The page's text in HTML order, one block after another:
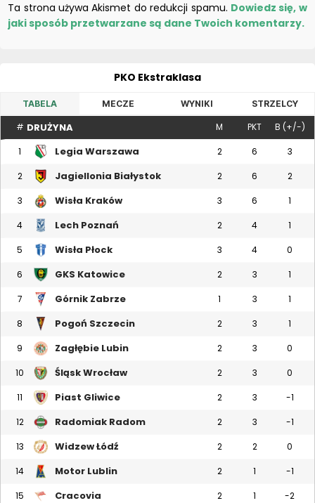
Ta strona używa Akismet do redukcji spamu. Dowiedz się, w
jaki sposób przetwarzane są dane Twoich komentarzy.
PKO Ekstraklasa
TABELA MECZE WYNIKI STRZELCY
# DRUŻYNA M PKT B (+/-)
1 Legia Warszawa 2 6 3
2 Jagiellonia Białystok 2 6 2
3 Wisła Kraków 3 6 1
4 Lech Poznań 2 4 1
5 Wisła Płock 3 4 0
6 GKS Katowice 2 3 1
7 Górnik Zabrze 1 3 1
8 Pogoń Szczecin 2 3 1
9 Zagłębie Lubin 2 3 0
10 Śląsk Wrocław 2 3 0
11 Piast Gliwice 2 3 -1
12 Radomiak Radom 2 3 -1
13 Widzew Łódź 2 2 0
14 Motor Lublin 2 1 -1
15 Cracovia 2 1 -2